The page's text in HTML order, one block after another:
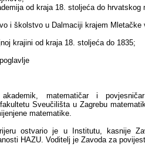
od kraja 18. stoljeća do hrvatskog
i školstvo u Dalmaciji krajem
krajini od kraja 18. stoljeća do 1835;
matematičar i
Sveučilišta u Zagrebu
matematike.
ostvario je u Institutu, kasnije
HAZU. Voditelj je Zavoda za